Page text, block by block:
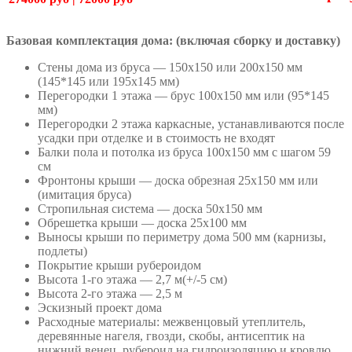
Базовая комплектация дома: (включая сборку и доставку)
Стены дома из бруса — 150х150 или 200х150 мм
(145*145 или 195х145 мм)
Перегородки 1 этажа — брус 100х150 мм или (95*145
мм)
Перегородки 2 этажа каркасные, устанавливаются после
усадки при отделке и в стоимость не входят
Балки пола и потолка из бруса 100х150 мм с шагом 59
см
Фронтоны крыши — доска обрезная 25х150 мм или
(имитация бруса)
Стропильная система — доска 50х150 мм
Обрешетка крыши — доска 25х100 мм
Выносы крыши по периметру дома 500 мм (карнизы,
подлеты)
Покрытие крыши рубероидом
Высота 1-го этажа — 2,7 м(+/-5 см)
Высота 2-го этажа — 2,5 м
Эскизный проект дома
Расходные материалы: межвенцовый утеплитель,
деревянные нагеля, гвозди, скобы, антисептик на